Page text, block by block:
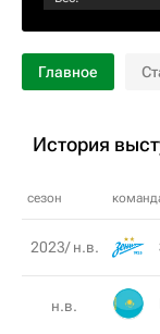
Главное
История
сезон
2023/ н.в.
н.в.